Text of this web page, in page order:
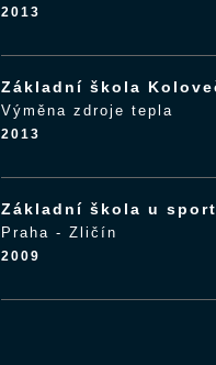
2013
Základní škola
Výměna zdroje tepla
2013
Základní škola u
Praha - Zličín
2009